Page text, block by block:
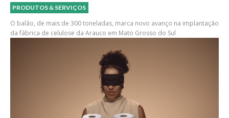
PRODUTOS & SERVIÇOS
O balão, de mais de 300 toneladas, marca novo avanço na implantação
da fábrica de celulose da Arauco em Mato Grosso do Sul